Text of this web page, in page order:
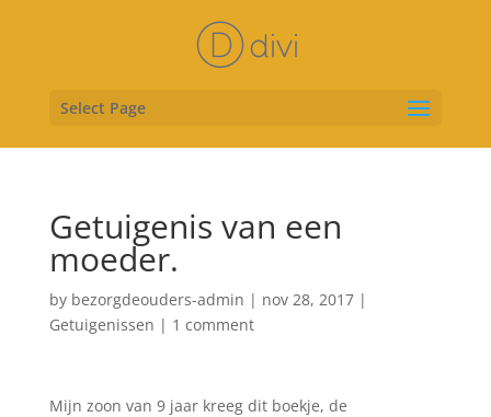
Select Page
Getuigenis van een
moeder.
by bezorgdeouders-admin | nov 28, 2017|
Getuigenissen | 1 comment
Mijn zoon van 9 jaar kreeg dit boekje, de